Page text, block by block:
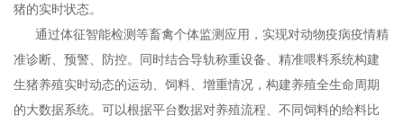
猪的实时状态。
通过体征智能检测等畜禽个体监测应用，实现对动物疫病疫情精
准诊断、预警、防控。同时结合导轨称重设备、精准喂料系统构建
生猪养殖实时动态的运动、饲料、增重情况，构建养殖全生命周期
的大数据系统。可以根据平台数据对养殖流程、不同饲料的给料比